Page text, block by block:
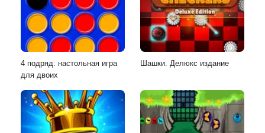
4 подряд: настольная игра
для двоих
Шашки. Делюкс издание